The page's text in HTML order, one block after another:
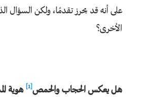
على أنه قد يحرز تقدمًا، ولكن السؤال
الأخرى؟
هل يعكس الحجاب والحمص[1] هوية